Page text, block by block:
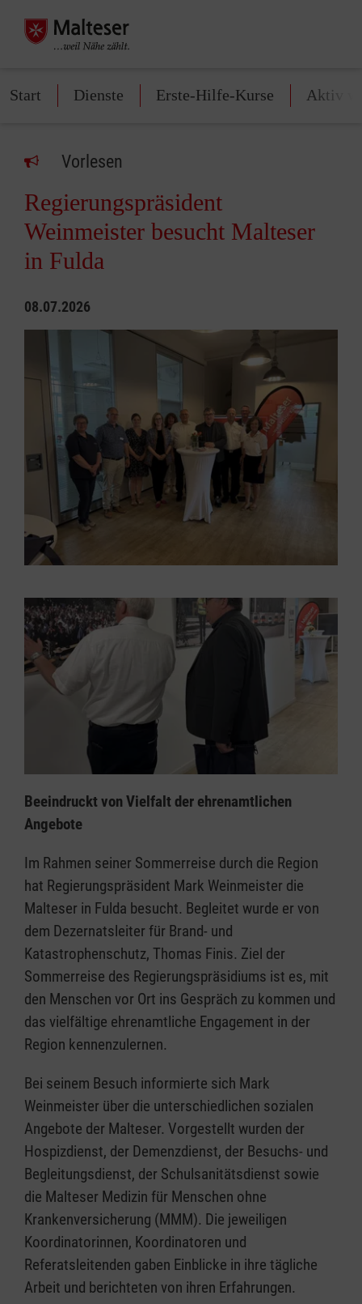
Start Dienste Erste-Hilfe-Kurse Aktiv
Vorlesen
Regierungspräsident
Weinmeister besucht Malteser
in Fulda
08.07.2026
Beeindruckt von Vielfalt der ehrenamtlichen
Angebote
Im Rahmen seiner Sommerreise durch die Region
hat Regierungspräsident Mark Weinmeister die
Malteser in Fulda besucht. Begleitet wurde er von
dem Dezernatsleiter für Brand- und
Katastrophenschutz, Thomas Finis. Ziel der
Sommerreise des Regierungspräsidiums ist es, mit
den Menschen vor Ort ins Gespräch zu kommen und
das vielfältige ehrenamtliche Engagement in der
Region kennenzulernen.
Bei seinem Besuch informierte sich Mark
Weinmeister über die unterschiedlichen sozialen
Angebote der Malteser. Vorgestellt wurden der
Hospizdienst, der Demenzdienst, der Besuchs- und
Begleitungsdienst, der Schulsanitätsdienst sowie
die Malteser Medizin für Menschen ohne
Krankenversicherung (MMM). Die jeweiligen
Koordinatorinnen, Koordinatoren und
Referatsleitenden gaben Einblicke in ihre tägliche
Arbeit und berichteten von ihren Erfahrungen.